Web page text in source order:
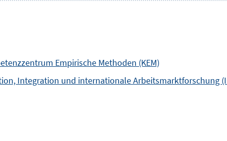
Empirische Methoden (KEM)
Integration und internationale Arbeitsmarktforschung